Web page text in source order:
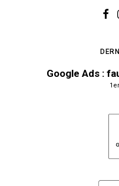
Google Ads :